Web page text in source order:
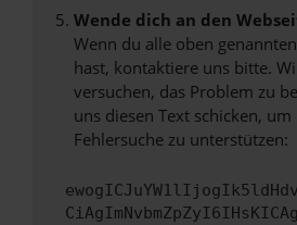
Wende dich an den
Wenn du alle oben
hast, kontaktiere uns bitte.
versuchen, das Problem zu
uns diesen Text schicken,
Fehlersuche zu unterstützen: